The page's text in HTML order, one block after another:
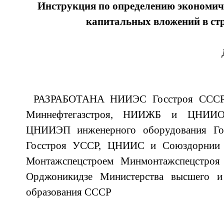
Инструкция по определению
капитальных вложений в
РАЗРАБОТАНА НИИЭС Госстроя
Миннефтегазстроя, НИИЖБ и
ЦНИИЭП инженерного оборудования
Госстроя УССР, ЦНИИС и Союздорнии
Монтажспецстроем
Орджоникидзе Министерства высшего и
образования СССР